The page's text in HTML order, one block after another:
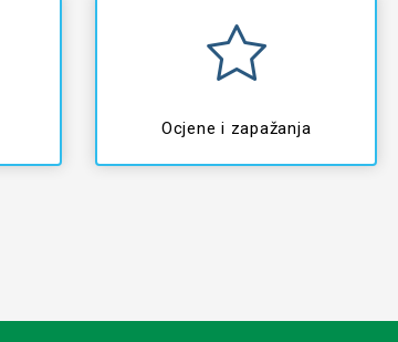
Ocjene i zapažanja